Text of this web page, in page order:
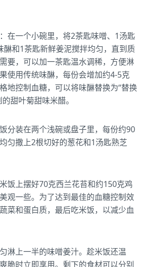
在一个小碗里，将2茶匙味噌、1汤匙
醂和1茶匙新鲜姜泥搅拌均匀，直到质
要，可以加一茶匙温水调稀，方便淋
使用传统味醂，每份会增加约4-5克
地控制血糖，可以将味醂替换为“替换
甜叶菊甜味米醋。
分装在两个浅碗或盘子里，每份约90
匀撒上2根切好的葱花和1汤匙熟芝
饭上摆好70克西兰花苔和约150克鸡
观一些。为了达到最佳的血糖控制效
菜和蛋白质，最后吃米饭，以减少血
淋上一半的味噌姜汁。趁米饭还温
脆时立即享用。剩下的食材可以分别